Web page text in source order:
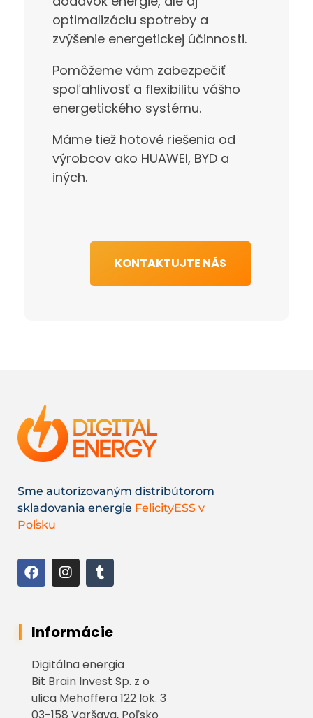
optimalizáciu spotreby a
zvýšenie energetickej účinnosti.
Pomôžeme vám zabezpečiť
spoľahlivosť a flexibilitu vášho
energetického systému.
Máme tiež hotové riešenia od
výrobcov ako HUAWEI, BYD a
iných.
KONTAKTUJTE NÁS
Sme autorizovaným distribútorom
skladovania energie FelicityESS v
Poľsku
Informácie
Digitálna energia
Bit Brain Invest Sp. z o
ulica Mehoffera 122 lok. 3